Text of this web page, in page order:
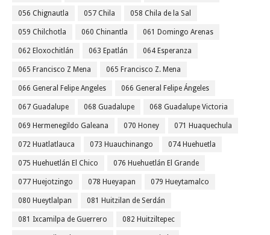
056 Chignautla 057 Chila 058 Chila de la Sal
059 Chilchotla 060 Chinantla 061 Domingo Arenas
062 Eloxochitlán 063 Epatlán 064 Esperanza
065 Francisco Z Mena 065 Francisco Z. Mena
066 General Felipe Angeles 066 General Felipe Ángeles
067 Guadalupe 068 Guadalupe 068 Guadalupe Victoria
069 Hermenegildo Galeana 070 Honey 071 Huaquechula
072 Huatlatlauca 073 Huauchinango 074 Huehuetla
075 Huehuetlán El Chico 076 Huehuetlán El Grande
077 Huejotzingo 078 Hueyapan 079 Hueytamalco
080 Hueytlalpan 081 Huitzilan de Serdán
081 Ixcamilpa de Guerrero 082 Huitziltepec